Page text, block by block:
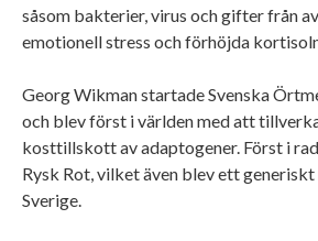
såsom bakterier, virus och gifter från
emotionell stress och förhöjda
Georg Wikman startade Svenska
och blev först i världen med att
kosttillskott av adaptogener. Först i
Rysk Rot, vilket även blev ett
Sverige.